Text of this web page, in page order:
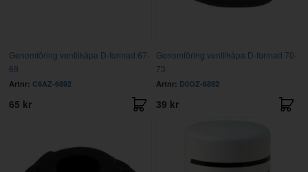
Genomföring ventilkåpa D-formad 67-
69
Artnr: C6AZ-6892
65 kr
Genomföring ventilkåpa D-formad 70-
73
Artnr: D0OZ-6892
39 kr